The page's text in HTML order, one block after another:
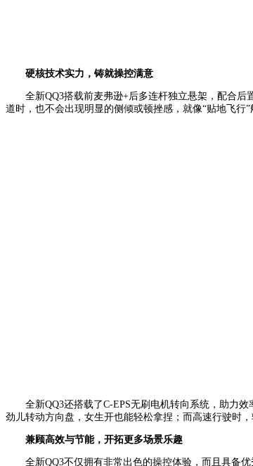
硬核技术实力，铸就操控满意
全新QQ3搭载前麦弗逊+后多连杆独立悬架，配合
道时，也不会出现明显的侧倾或顿挫感，就像“贴地飞行
全新QQ3还搭载了C-EPS无刷电机转向系统，助力
劲儿转动方向盘，女生开也能轻松拿捏；而高速行驶时
兼顾高效与节能， 开拓更多场景乐趣
全新QQ3不仅拥有非常出色的操控体验，而且具备